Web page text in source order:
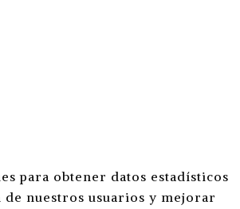
para obtener datos estadísticos
de nuestros usuarios y mejorar